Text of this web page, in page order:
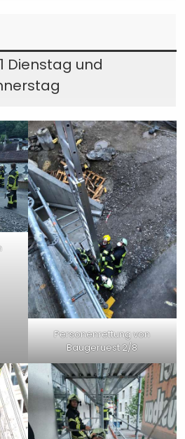
Dienstag und
Personenrettung von
Baugeruest 2/8